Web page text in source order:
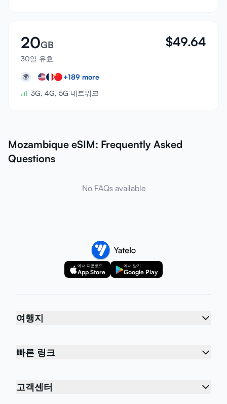
20GB
30일 유효
$49.64
🌍 +189 more
3G, 4G, 5G 네트워크
Mozambique eSIM: Frequently Asked
Questions
No FAQs available
에서 다운로드
App Store
에서 받기
Google Play
여행지
빠른 링크
고객센터